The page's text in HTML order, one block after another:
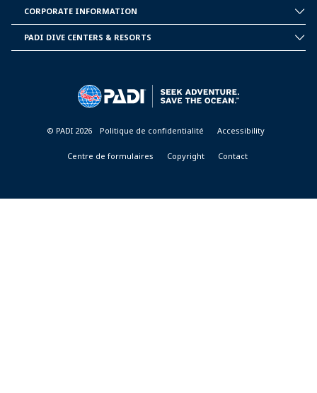
PADI
INFORMATION
CORPORATE INFORMATION
PADI DIVE CENTERS & RESORTS
© PADI 2026 Politique de confidentialité Accessibility
Centre de formulaires Copyright Contact